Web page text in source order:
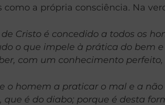
como a própria consciência. Na
de Cristo é concedido a todos os
o que impele à prática do bem
com um conhecimento perfeito,
o homem a praticar o mal e a
é do diabo; porque é desta